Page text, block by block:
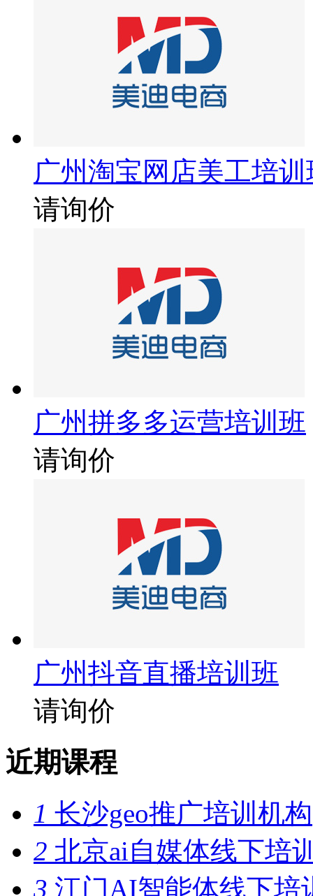
广州淘宝网店美工培训
请询价
广州拼多多运营培训班
请询价
广州抖音直播培训班
请询价
近期课程
1 长沙geo推广培训机构
2 北京ai自媒体线下培
3 江门AI智能体线下培